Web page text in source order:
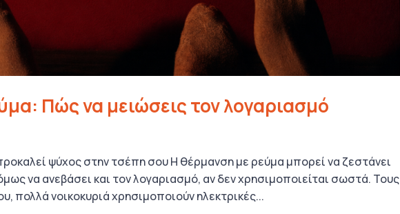
Πώς να μειώσεις τον λογαριασμό
ψύχος στην τσέπη σου Η θέρμανση με ρεύμα μπορεί να ζεστάνει
να ανεβάσει και τον λογαριασμό, αν δεν χρησιμοποιείται σωστά. Τους
πολλά νοικοκυριά χρησιμοποιούν ηλεκτρικές...